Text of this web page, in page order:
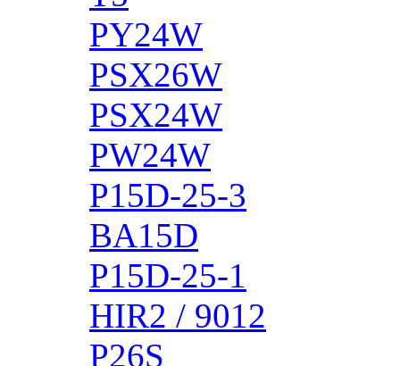
PY24W
PSX26W
PSX24W
PW24W
P15D-25-3
BA15D
P15D-25-1
HIR2 / 9012
P26S